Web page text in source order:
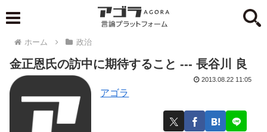
ホーム 政治
金正恩氏の訪中に期待すること --- 長谷川 良
アゴラ
2013.08.22 11:05